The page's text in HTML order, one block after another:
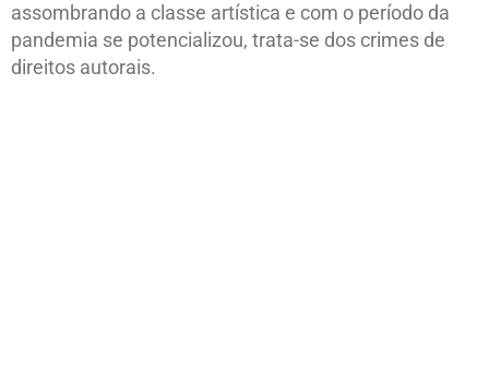
assombrando a classe artística e com o período da
pandemia se potencializou, trata-se dos crimes de
direitos autorais.